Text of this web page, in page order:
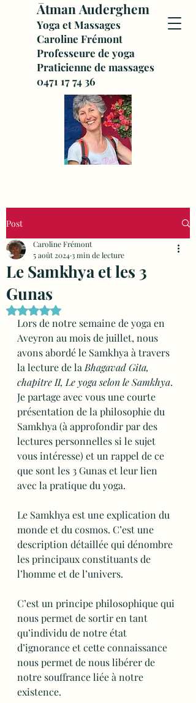
Ātman Auderghem
Yoga et Massages
Caroline Frémont
Professeure de yoga
Praticienne de massages
0471 17 74 36
Post
Le Samkhya et les 3
Gunas
Caroline Frémont
5 août 20243 min de lecture
Noté NaN étoiles sur 5.
Lors de notre semaine de yoga en
Aveyron au mois de juillet, nous
avons abordé le Samkhya à travers
la lecture de la Bhagavad Gita,
chapitre II, Le yoga selon le Samkhya.
Je partage avec vous une courte
présentation de la philosophie du
Samkhya (à approfondir par des
lectures personnelles si le sujet
vous intéresse) et un rappel de ce
que sont les 3 Gunas et leur lien
avec la pratique du yoga.
Le Samkhya est une explication du
monde et du cosmos. C’est une
description détaillée qui dénombre
les principaux constituants de
l’homme et de l’univers.
C’est un principe philosophique qui
nous permet de sortir en tant
qu’individu de notre état
d’ignorance et cette connaissance
nous permet de nous libérer de
notre souffrance liée à notre
existence.